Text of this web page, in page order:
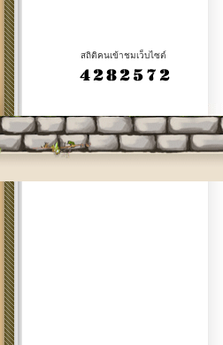
สถิติคนเข้าชมเว็บไซต์